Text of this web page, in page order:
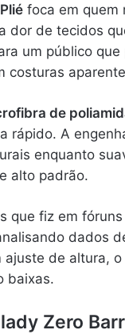
Plié foca em quem
dor de tecidos
um público
costuras
de
rápido. A
enquanto
alto padrão.
que fiz em
dados
ajuste de altura,
baixas.
Zero